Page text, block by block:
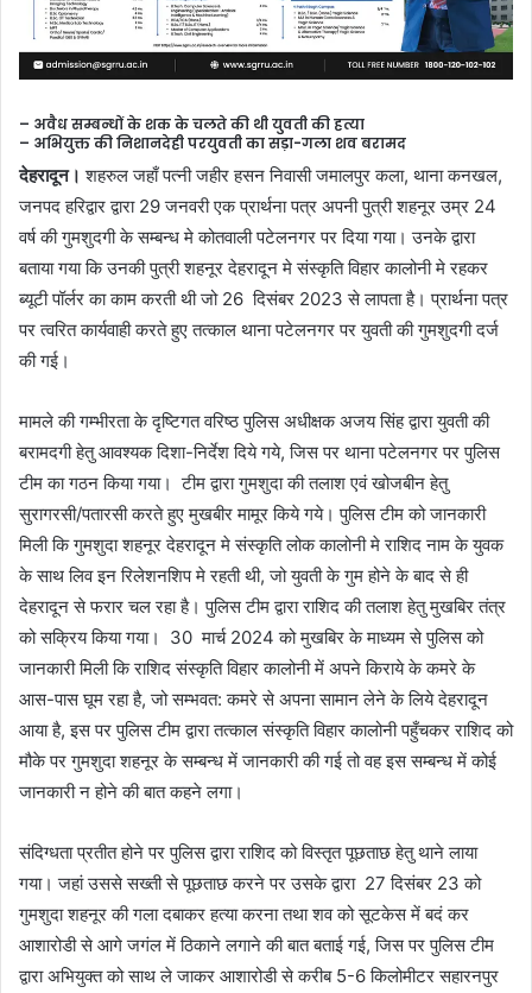
– अवैध सम्बन्धों के शक के चलते की थी युवती की हत्या
– अभियुक्त की निशानदेही परयुवती का सड़ा-गला शव बरामद
देहरादून।शहरुल जहाँ पत्नी जहीर हसन निवासी जमालपुर कला, थाना कनखल,
जनपद हरिद्वार द्वारा 29 जनवरी एक प्रार्थना पत्र अपनी पुत्री शहनूर उम्र 24
वर्ष की गुमशुदगी के सम्बन्ध मे कोतवाली पटेलनगर पर दिया गया। उनके द्वारा
बताया गया कि उनकी पुत्री शहनूर देहरादून मे संस्कृति विहार कालोनी मे रहकर
ब्यूटी पॉर्लर का काम करती थी जो 26 दिसंबर 2023 से लापता है। प्रार्थना पत्र
पर त्वरित कार्यवाही करते हुए तत्काल थाना पटेलनगर पर युवती की गुमशुदगी दर्ज
की गई।
मामले की गम्भीरता के दृष्टिगत वरिष्ठ पुलिस अधीक्षक अजय सिंह द्वारा युवती की
बरामदगी हेतु आवश्यक दिशा-निर्देश दिये गये, जिस पर थाना पटेलनगर पर पुलिस
टीम का गठन किया गया। टीम द्वारा गुमशुदा की तलाश एवं खोजबीन हेतु
सुरागरसी/पतारसी करते हुए मुखबीर मामूर किये गये। पुलिस टीम को जानकारी
मिली कि गुमशुदा शहनूर देहरादून मे संस्कृति लोक कालोनी मे राशिद नाम के युवक
के साथ लिव इन रिलेशनशिप मे रहती थी, जो युवती के गुम होने के बाद से ही
देहरादून से फरार चल रहा है। पुलिस टीम द्वारा राशिद की तलाश हेतु मुखबिर तंत्र
को सक्रिय किया गया। 30 मार्च 2024 को मुखबिर के माध्यम से पुलिस को
जानकारी मिली कि राशिद संस्कृति विहार कालोनी में अपने किराये के कमरे के
आस-पास घूम रहा है, जो सम्भवत: कमरे से अपना सामान लेने के लिये देहरादून
आया है, इस पर पुलिस टीम द्वारा तत्काल संस्कृति विहार कालोनी पहुँचकर राशिद को
मौके पर गुमशुदा शहनूर के सम्बन्ध में जानकारी की गई तो वह इस सम्बन्ध में कोई
जानकारी न होने की बात कहने लगा।
संदिग्धता प्रतीत होने पर पुलिस द्वारा राशिद को विस्तृत पूछताछ हेतु थाने लाया
गया। जहां उससे सख्ती से पूछताछ करने पर उसके द्वारा 27 दिसंबर 23 को
गुमशुदा शहनूर की गला दबाकर हत्या करना तथा शव को सूटकेस में बदं कर
आशारोडी से आगे जगंल में ठिकाने लगाने की बात बताई गई, जिस पर पुलिस टीम
द्वारा अभियुक्त को साथ ले जाकर आशारोडी से करीब 5-6 किलोमीटर सहारनपुर